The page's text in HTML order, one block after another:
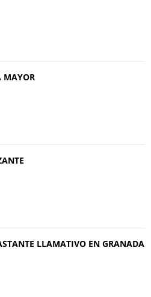
MAYOR
LLAMATIVO EN GRANADA